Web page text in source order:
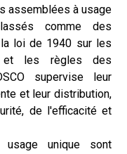
assemblées à usage
comme des
loi de 1940 sur les
et les règles des
supervise leur
et leur distribution,
de l'efficacité et
unique sont